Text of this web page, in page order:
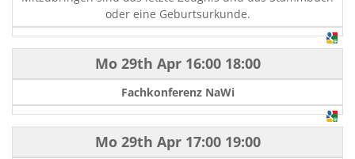
oder eine Geburtsurkunde.
Mo 29th Apr16:00 18:00
Fachkonferenz NaWi
Mo 29th Apr17:00 19:00